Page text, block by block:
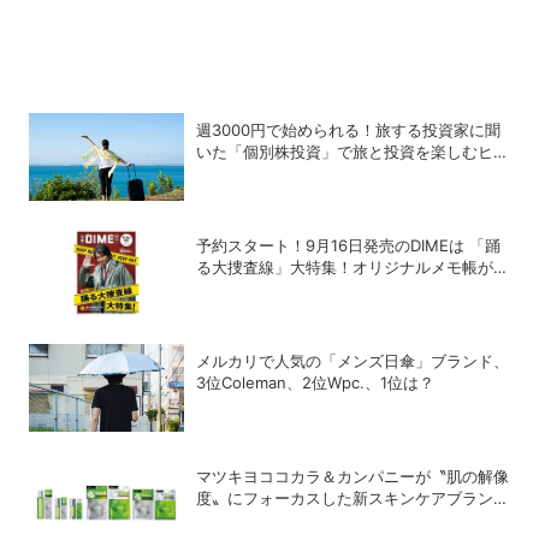
週3000円で始められる！旅する投資家に聞
いた「個別株投資」で旅と投資を楽しむヒン
予約スタート！9月16日発売のDIMEは 「踊
る大捜査線」大特集！オリジナルメモ帳が特
メルカリで人気の「メンズ日傘」ブランド、
3位Coleman、2位Wpc.、1位は？
マツキヨココカラ＆カンパニーが〝肌の解像
度〟にフォーカスした新スキンケアブランド